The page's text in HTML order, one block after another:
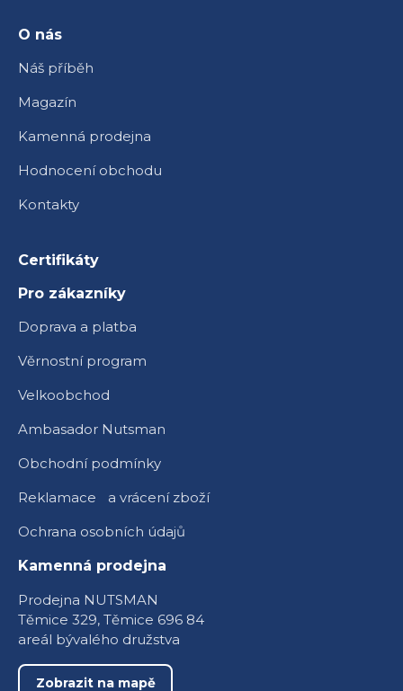
O nás
Náš příběh
Magazín
Kamenná prodejna
Hodnocení obchodu
Kontakty
Certifikáty
Pro zákazníky
Doprava a platba
Věrnostní program
Velkoobchod
Ambasador Nutsman
Obchodní podmínky
Reklamace a vrácení zboží
Ochrana osobních údajů
Kamenná prodejna
Prodejna NUTSMAN
Těmice 329, Těmice 696 84
areál bývalého družstva
Zobrazit na mapě